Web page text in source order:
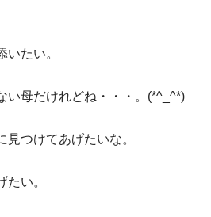
いたい。
い母だけれどね・・・。(*^_^*)
つけてあげたいな。
たい。